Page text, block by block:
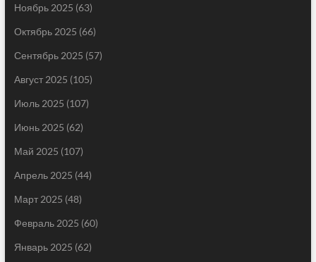
Ноябрь 2025 (63)
Октябрь 2025 (66)
Сентябрь 2025 (57)
Август 2025 (105)
Июль 2025 (107)
Июнь 2025 (62)
Май 2025 (107)
Апрель 2025 (44)
Март 2025 (48)
Февраль 2025 (60)
Январь 2025 (62)